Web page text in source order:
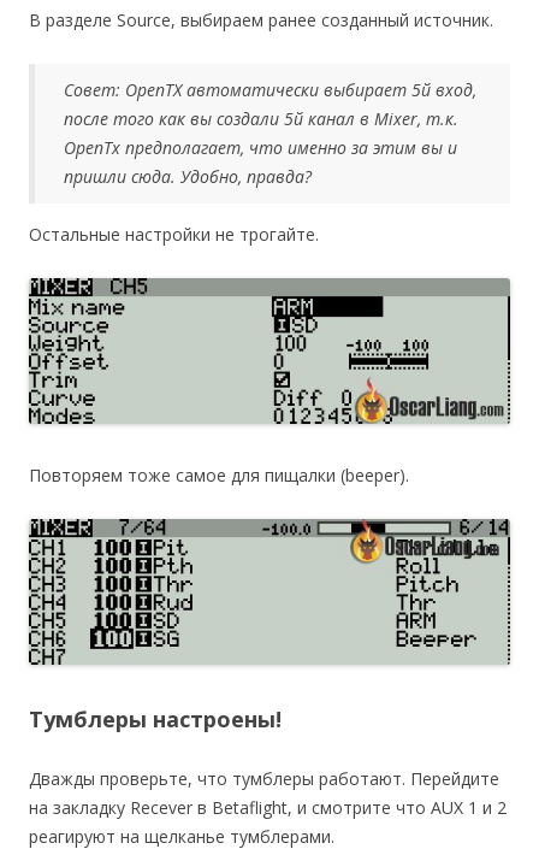
В разделе Source, выбираем ранее созданный источник.
Совет: OpenTX автоматически выбирает 5й вход,
после того как вы создали 5й канал в Mixer, т.к.
OpenTx предполагает, что именно за этим вы и
пришли сюда. Удобно, правда?
Остальные настройки не трогайте.
Повторяем тоже самое для пищалки (beeper).
Тумблеры настроены!
Дважды проверьте, что тумблеры работают. Перейдите
на закладку Recever в Betaflight, и смотрите что AUX 1 и 2
реагируют на щелканье тумблерами.